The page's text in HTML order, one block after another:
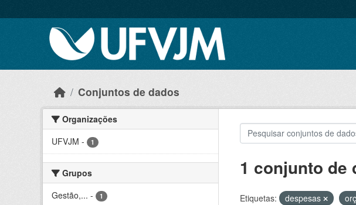
Conjuntos de dados
Organizações
UFVJM - 1
Grupos
Gestão,... - 1
1 conjunto de
Etiquetas: despesas